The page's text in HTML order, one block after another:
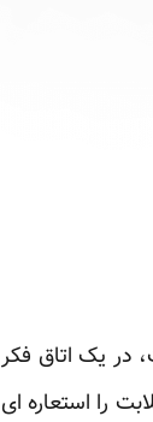
در یک اتاق فکر
را استعاره ای